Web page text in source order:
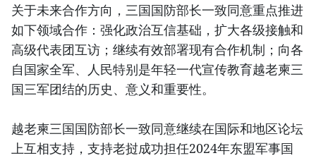
关于未来合作方向，三国国防部长一致同意重点推进
如下领域合作：强化政治互信基础，扩大各级接触和
高级代表团互访；继续有效部署现有合作机制；向各
自国家全军、人民特别是年轻一代宣传教育越老柬三
国三军团结的历史、意义和重要性。
越老柬三国国防部长一致同意继续在国际和地区论坛
上互相支持，支持老挝成功担任2024年东盟军事国